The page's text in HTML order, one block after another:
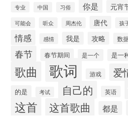
专业 中国 习俗 你是 元宵
可能会 听众 周杰伦 唐代 孩
情感 感情 我是 攻略 数
春节 春节期间 是一个 是一
歌曲 歌词 游戏 爱
的是 考试 自己的 英语
这首 这首歌曲 都是